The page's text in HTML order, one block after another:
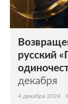
русский
декабря
4 декабря 2024